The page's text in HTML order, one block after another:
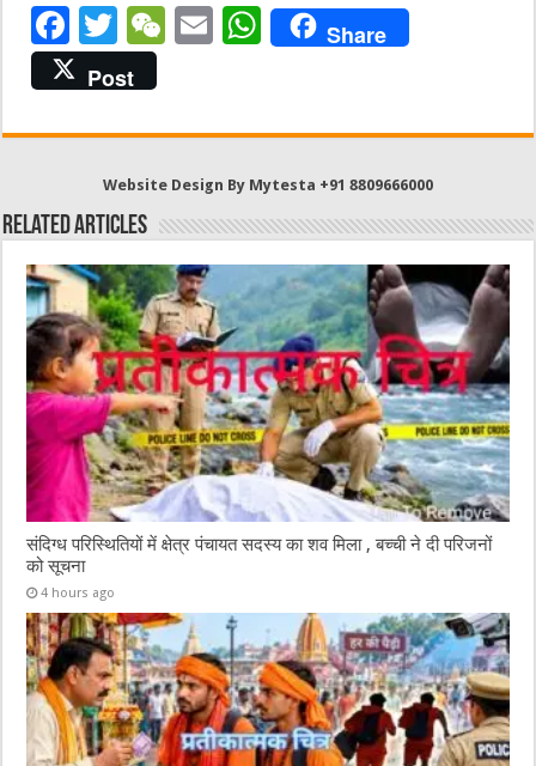
F
a
c
e
o
o
k
T
w
it
te
r
W
h
at
E
l
W
s
A
p
p
Share
Post
Website Design By Mytesta +91 8809666000
Related Articles
संदिग्ध परिस्थितियों में क्षेत्र पंचायत सदस्य का शव मिला , बच्ची ने दी परिजनों
को सूचना
4 hours ago